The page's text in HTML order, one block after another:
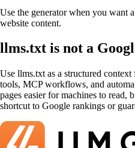
Use the generator when you want
website content.
llms.txt is not a
Use llms.txt as a structured
tools, MCP workflows, and
pages easier for machines to read,
shortcut to Google rankings or